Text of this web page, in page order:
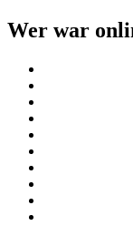
Wer war